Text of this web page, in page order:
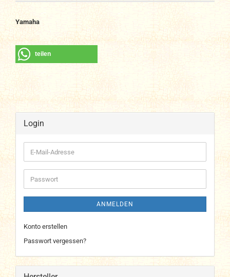
Yamaha
teilen
Login
E-
Mail-
Adresse
Passwort
ANMELDEN
Konto erstellen
Passwort vergessen?